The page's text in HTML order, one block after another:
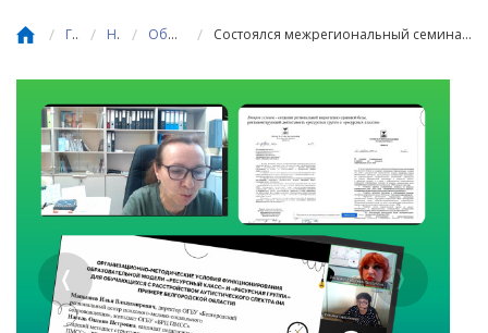
/ Главная / Новости / Общее образование / Состоялся межрегиональный семинар «Адаптивное образовательное пространство для воспитанников с расстройством аутистического спектра»